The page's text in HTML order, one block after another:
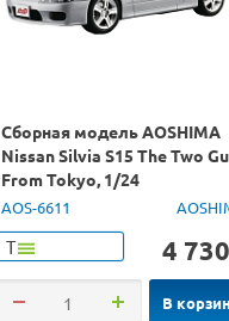
Сборная модель AOSHIMA
Nissan Silvia S15 The Two
From Tokyo, 1/24
AOS-6611
Т 4 730
В